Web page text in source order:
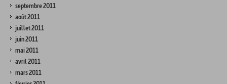
septembre 2011
août 2011
juillet 2011
juin 2011
mai 2011
avril 2011
mars 2011